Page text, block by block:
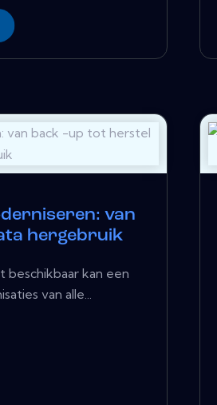
van
hergebruik
kan een
van alle...